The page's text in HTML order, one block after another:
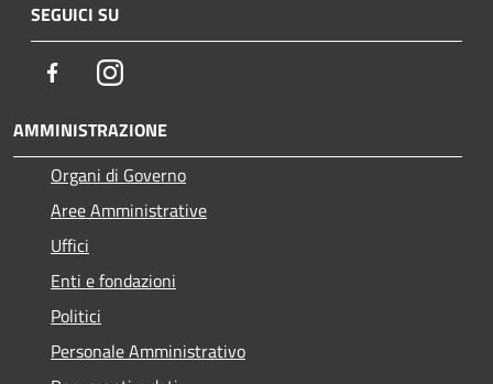
SEGUICI SU
FacebookInstagram
AMMINISTRAZIONE
Organi di Governo
Aree Amministrative
Uffici
Enti e fondazioni
Politici
Personale Amministrativo